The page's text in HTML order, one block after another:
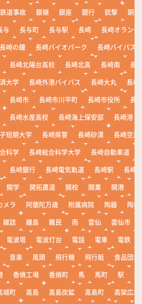
鉄道事故 銀嶺 銀座 銀行 銃撃
銅座
与 長与町 長与駅 長崎
長崎オランダ
長崎の鐘 長崎バイオパーク
長崎バイパス
長崎北陽台高校 長崎北高 長崎南
長
大学 長崎外港バイパス 長崎大丸
長崎
長崎市 長崎市川平町 長崎市役所
長
長崎水産高校 長崎海上保安部
長崎港
短期大学 長崎県警 長崎砂漠
長崎空港
科学 長崎総合科学大学 長崎自動車道
長崎銀行 長崎電気軌道 長崎駅
長崎
開学 開拓農道 開校 開業 開港
メラ 阿蘭陀万歳 附属病院 陶器
陶器
雑誌 離島 難民 雨 雲仙 雲仙市
電波塔 電波灯台 電話 電車 電鉄
音楽 風頭 飛行機 飛行艇
食品団地
香焼工場 香焼町 馬 馬町 駅
城町 高島 高島炭鉱 高島町
高架広場